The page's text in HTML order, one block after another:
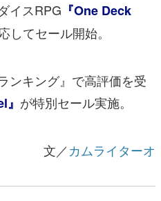
イスRPG 『One Deck
してセール開始。
ンキング』で高評価を受
が特別セール実施。
文／カムライターオ